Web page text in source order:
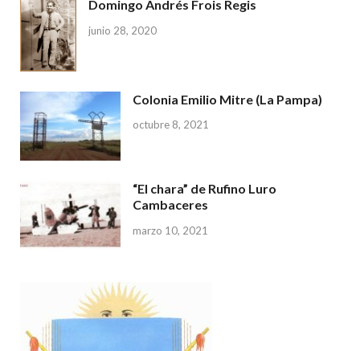
Domingo Andrés Frois Regis
junio 28, 2020
Colonia Emilio Mitre (La Pampa)
octubre 8, 2021
“El chara” de Rufino Luro
Cambaceres
marzo 10, 2021